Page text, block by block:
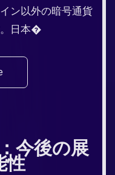
ン以外の暗号通貨
。日本�
今後の展
性